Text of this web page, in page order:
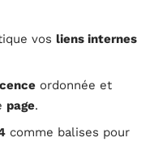
vos liens internes
ordonnée et
page.
comme balises pour